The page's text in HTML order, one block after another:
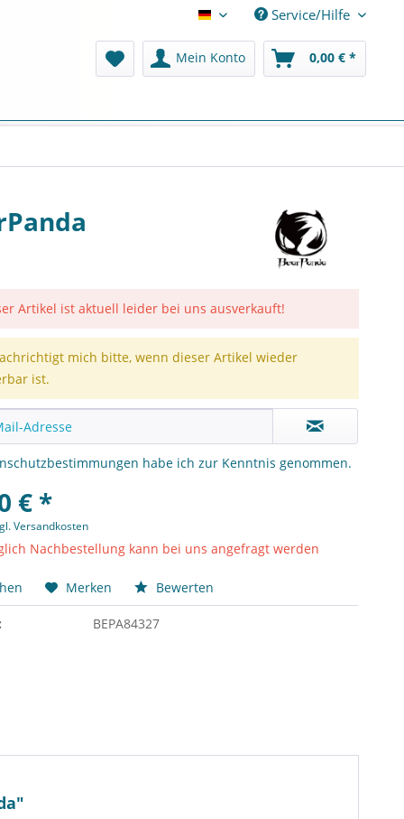
Deutsch Service/Hilfe
Mein Konto 0,00 € *
Artikel ist aktuell leider bei uns ausverkauft!
mich bitte, wenn dieser Artikel wieder
ist.
habe ich zur Kenntnis genommen.
€ *
Versandkosten
Nachbestellung kann bei uns angefragt werden
Merken Bewerten
BEPA84327